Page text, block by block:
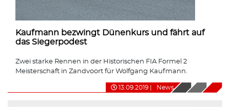
Kaufmann bezwingt Dünenkurs und fährt auf
das Siegerpodest
Zwei starke Rennen in der Historischen FIA Formel 2
Meisterschaft in Zandvoort für Wolfgang Kaufmann.
13.09.2019 News